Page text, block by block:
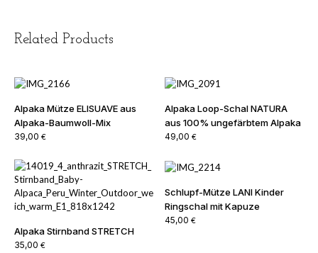
Related Products
Alpaka Mütze ELISUAVE aus
Alpaka-Baumwoll-Mix
39,00 €
Alpaka Loop-Schal NATURA
aus 100% ungefärbtem Alpaka
49,00 €
Alpaka Stirnband STRETCH
35,00 €
Schlupf-Mütze LANI Kinder
Ringschal mit Kapuze
45,00 €